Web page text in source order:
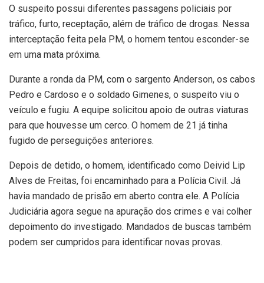
O suspeito possui diferentes passagens policiais por
tráfico, furto, receptação, além de tráfico de drogas. Nessa
interceptação feita pela PM, o homem tentou esconder-se
em uma mata próxima.
Durante a ronda da PM, com o sargento Anderson, os cabos
Pedro e Cardoso e o soldado Gimenes, o suspeito viu o
veículo e fugiu. A equipe solicitou apoio de outras viaturas
para que houvesse um cerco. O homem de 21 já tinha
fugido de perseguições anteriores.
Depois de detido, o homem, identificado como Deivid Lip
Alves de Freitas, foi encaminhado para a Polícia Civil. Já
havia mandado de prisão em aberto contra ele. A Polícia
Judiciária agora segue na apuração dos crimes e vai colher
depoimento do investigado. Mandados de buscas também
podem ser cumpridos para identificar novas provas.